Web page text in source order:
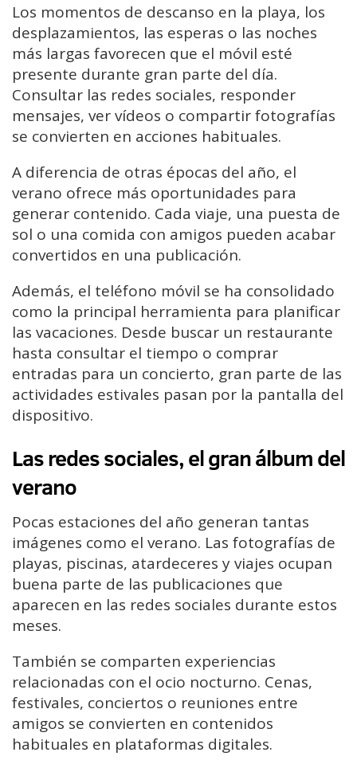
Los momentos de descanso en la playa, los
desplazamientos, las esperas o las noches
más largas favorecen que el móvil esté
presente durante gran parte del día.
Consultar las redes sociales, responder
mensajes, ver vídeos o compartir fotografías
se convierten en acciones habituales.
A diferencia de otras épocas del año, el
verano ofrece más oportunidades para
generar contenido. Cada viaje, una puesta de
sol o una comida con amigos pueden acabar
convertidos en una publicación.
Además, el teléfono móvil se ha consolidado
como la principal herramienta para planificar
las vacaciones. Desde buscar un restaurante
hasta consultar el tiempo o comprar
entradas para un concierto, gran parte de las
actividades estivales pasan por la pantalla del
dispositivo.
Las redes sociales, el gran álbum del
verano
Pocas estaciones del año generan tantas
imágenes como el verano. Las fotografías de
playas, piscinas, atardeceres y viajes ocupan
buena parte de las publicaciones que
aparecen en las redes sociales durante estos
meses.
También se comparten experiencias
relacionadas con el ocio nocturno. Cenas,
festivales, conciertos o reuniones entre
amigos se convierten en contenidos
habituales en plataformas digitales.